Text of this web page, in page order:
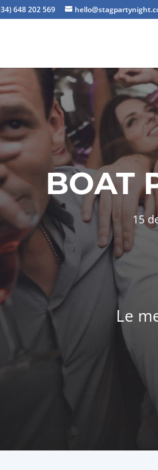
648 202 569
BOAT
15
Le